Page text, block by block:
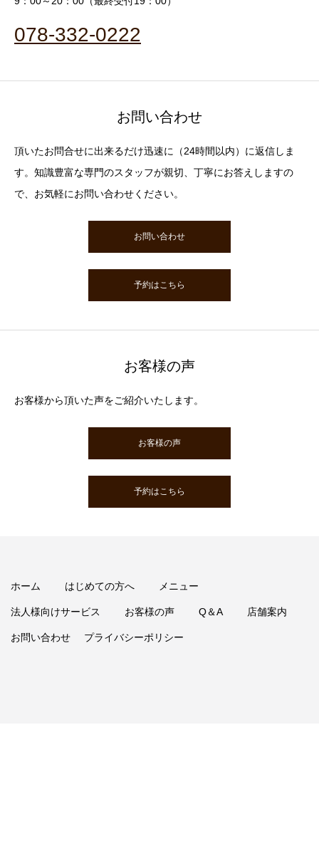
078-332-0222
お問い合わせ
頂いたお問合せに出来るだけ迅速に（24時間以内）に返信しま
す。知識豊富な専門のスタッフが親切、丁寧にお答えしますの
で、お気軽にお問い合わせください。
お問い合わせ
予約はこちら
お客様の声
お客様から頂いた声をご紹介いたします。
お客様の声
予約はこちら
ホーム はじめての方へ メニュー
法人様向けサービス お客様の声 Q＆A 店舗案内
お問い合わせ プライバシーポリシー